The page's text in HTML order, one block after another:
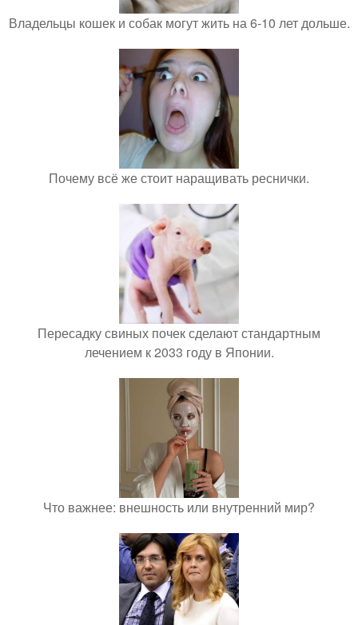
Владельцы кошек и собак могут жить на 6-10 лет дольше.
Почему всё же стоит наращивать реснички.
Пересадку свиных почек сделают стандартным
лечением к 2033 году в Японии.
Что важнее: внешность или внутренний мир?